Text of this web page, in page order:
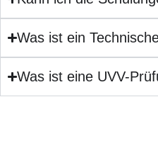
Was ist ein
Was ist eine UVV-